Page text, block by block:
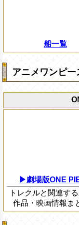
船一覧
アニメワンピー
▶劇場版ONE
トレクルと関連す
作品・映画情報ま